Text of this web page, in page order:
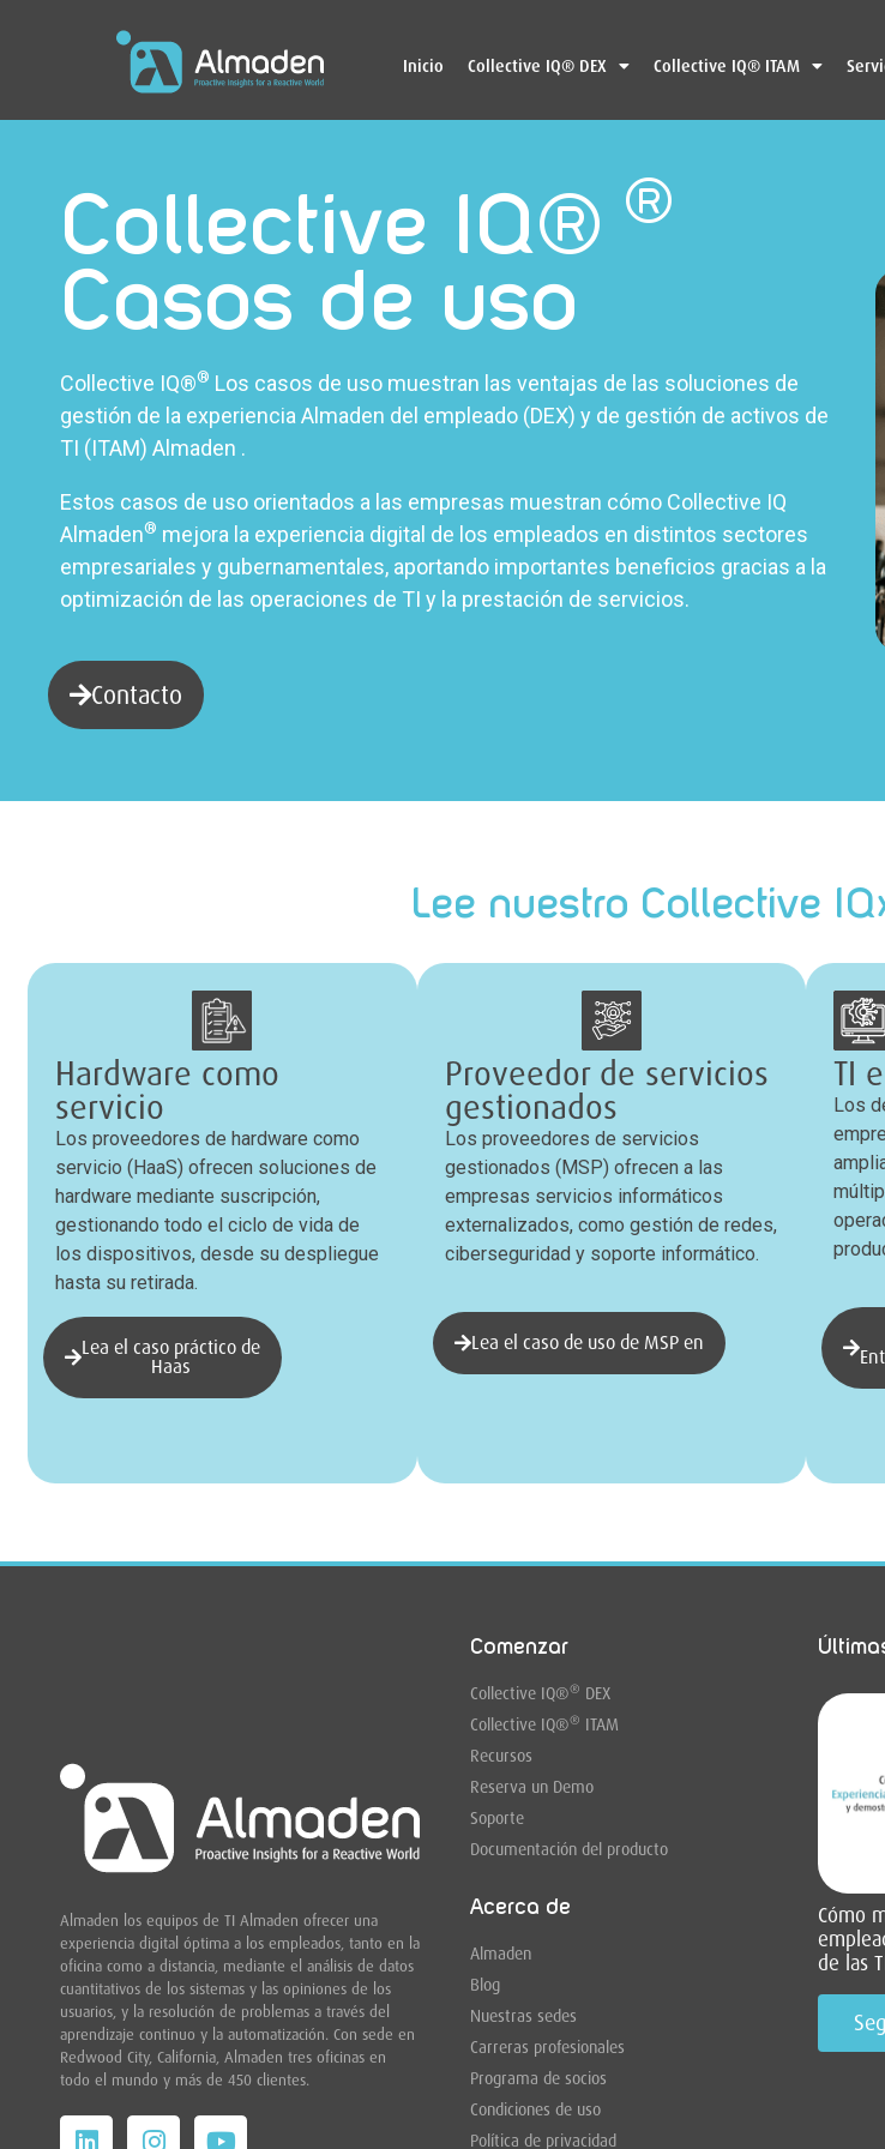
Inicio Collective IQ® DEX Collective IQ® ITAM
Collective IQ® ®
Casos de uso
Collective IQ®® Los casos de uso muestran las ventajas de las soluciones de
gestión de la experiencia Almaden del empleado (DEX) y de gestión de activos de
TI (ITAM) Almaden .
Estos casos de uso orientados a las empresas muestran cómo Collective IQ
Almaden® mejora la experiencia digital de los empleados en distintos sectores
empresariales y gubernamentales, aportando importantes beneficios gracias a la
optimización de las operaciones de TI y la prestación de servicios.
Contacto
Lee nuestro Collective
Hardware como
servicio
Los proveedores de hardware como
servicio (HaaS) ofrecen soluciones de
hardware mediante suscripción,
gestionando todo el ciclo de vida de
los dispositivos, desde su despliegue
hasta su retirada.
Lea el caso práctico de
Haas
Proveedor de servicios
gestionados
Los proveedores de servicios
gestionados (MSP) ofrecen a las
empresas servicios informáticos
externalizados, como gestión de redes,
ciberseguridad y soporte informático.
Lea el caso de uso de MSP en
TI
Los
Almaden los equipos de TI Almaden ofrecer una
experiencia digital óptima a los empleados, tanto en la
oficina como a distancia, mediante el análisis de datos
cuantitativos de los sistemas y las opiniones de los
usuarios, y la resolución de problemas a través del
aprendizaje continuo y la automatización. Con sede en
Redwood City, California, Almaden tres oficinas en
todo el mundo y más de 450 clientes.
Comenzar
Collective IQ®® DEX
Collective IQ®® ITAM
Recursos
Reserva un Demo
Soporte
Documentación del producto
Acerca de
Almaden
Blog
Nuestras sedes
Carreras profesionales
Programa de socios
Condiciones de uso
Política de privacidad
Cómo
de las